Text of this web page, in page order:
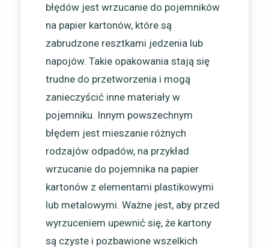
błędów jest wrzucanie do pojemników
na papier kartonów, które są
zabrudzone resztkami jedzenia lub
napojów. Takie opakowania stają się
trudne do przetworzenia i mogą
zanieczyścić inne materiały w
pojemniku. Innym powszechnym
błędem jest mieszanie różnych
rodzajów odpadów, na przykład
wrzucanie do pojemnika na papier
kartonów z elementami plastikowymi
lub metalowymi. Ważne jest, aby przed
wyrzuceniem upewnić się, że kartony
są czyste i pozbawione wszelkich